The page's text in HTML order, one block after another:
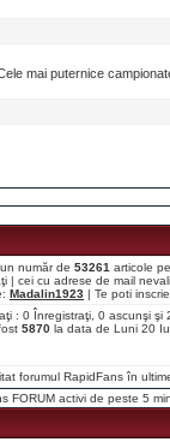
mai puternice
număr de 53261 articole
| cei cu adrese de mail
Madalin1923 | Te poti
: 0 Înregistraţi, 0 ascunşi
5870 la data de Luni 20
forumul RapidFans în
FORUM activi de peste 5